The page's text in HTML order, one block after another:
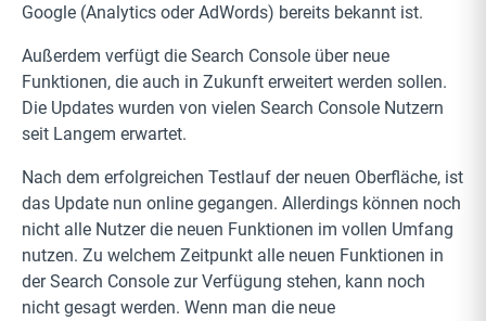
Google (Analytics oder AdWords) bereits bekannt ist.
Außerdem verfügt die Search Console über neue
Funktionen, die auch in Zukunft erweitert werden sollen.
Die Updates wurden von vielen Search Console Nutzern
seit Langem erwartet.
Nach dem erfolgreichen Testlauf der neuen Oberfläche, ist
das Update nun online gegangen. Allerdings können noch
nicht alle Nutzer die neuen Funktionen im vollen Umfang
nutzen. Zu welchem Zeitpunkt alle neuen Funktionen in
der Search Console zur Verfügung stehen, kann noch
nicht gesagt werden. Wenn man die neue